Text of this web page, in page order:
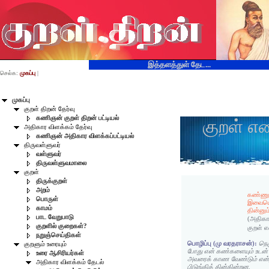
இத்தளத்துள் தேட...
முகப்பு
குறள் திறன் தேர்வு
கணிஞன் குறள் திறன் பட்டியல்
அதிகார விளக்கம் தேர்வு
கணிஞன் அதிகார விளக்கப்பட்டியல்
திருவள்ளுவர்
வள்ளுவர்
திருவள்ளுவமாலை
குறள்
திருக்குறள்
அறம்
பொருள்
காமம்
பாட வேறுபாடு
குறளில் குறைகள்?
நறுஞ்செய்திகள்
குறளும் உரையும்
உரை ஆசிரியர்கள்
அதிகார விளக்கம் தேடல்
செல்க: முகப்பு |
குறள்
குறள்
பொழிப்பு (மு வரதராசன்):
போது என் கண்களையும்
அவரைக் காண வேண்டும்
பிடுங்கித் தின்கின்றன.